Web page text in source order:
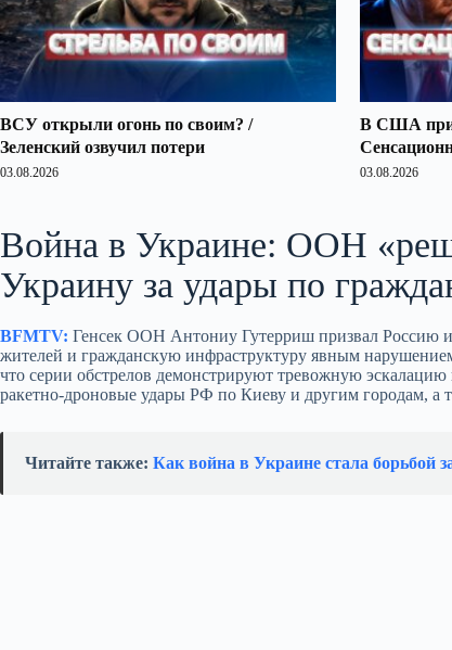
ВСУ открыли огонь по своим? /
Зеленский озвучил потери
03.08.2026
В США
03.08.2026
Война в Украине: ООН
Украину за удары по
BFMTV: Генсек ООН Антониу Гутерриш призвал Россию
жителей и гражданскую инфраструктуру явным
что серии обстрелов демонстрируют тревожную
ракетно-дроновые удары РФ по Киеву и другим городам, а
Читайте также: Как война в Украине стала борьбой